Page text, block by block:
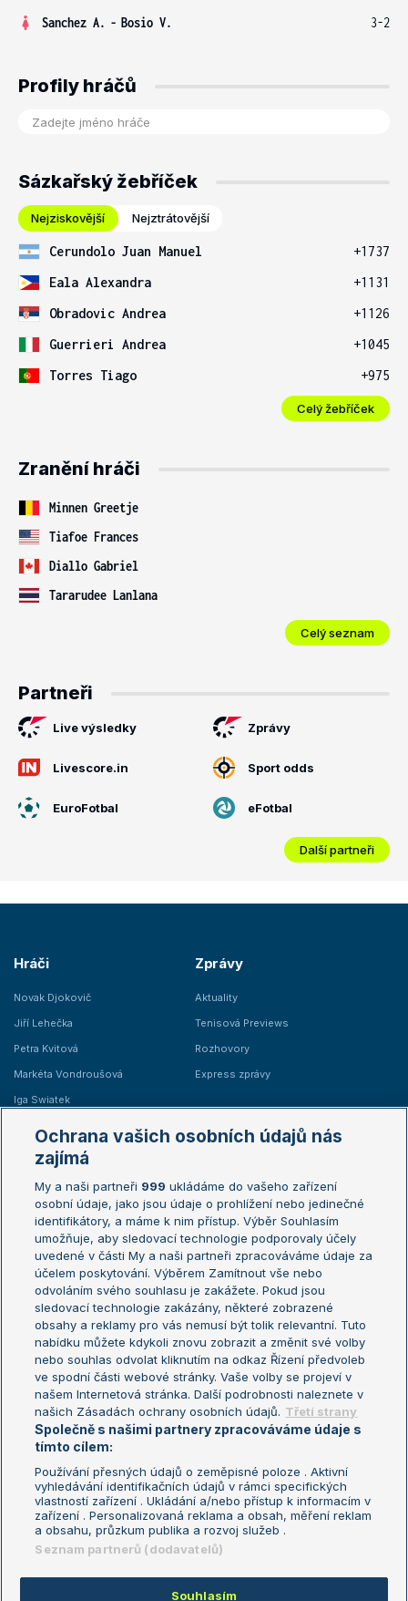
Sanchez A. - Bosio V. 3-2
Profily hráčů
Sázkařský žebříček
Nejziskovější Nejztrátovější
Cerundolo Juan Manuel
+1737
Eala Alexandra
+1131
Obradovic Andrea
+1126
Guerrieri Andrea
+1045
Torres Tiago
+975
Celý žebříček
Zranění hráči
Minnen Greetje
Tiafoe Frances
Diallo Gabriel
Tararudee Lanlana
Celý seznam
Partneři
Live výsledky Zprávy
Livescore.in Sport odds
EuroFotbal eFotbal
Další partneři
Hráči
Novak Djokovič
Jiří Lehečka
Petra Kvitová
Markéta Vondroušová
Iga Swiatek
Zprávy
Aktuality
Tenisová Previews
Rozhovory
Express zprávy
Žebříčky
Žebříček ATP (muži)
Žebříček WTA (ženy)
Sázkařský žebříček
Australian Open
French Open
Wimbledon
US Open
Turnaj mistrů
Turnaj mistryň
Aktualní trendy
Fotbalové přestupy
Livesport Daily
LS Prague Open
Podmínky užití
Nastavení soukromí
GDPR a žurnalistika
Reklama
Kontakt
Informace o zpracování osobních
údajů
Ochrana vašich osobních údajů nás
zajímá
My a naši partneři 999 ukládáme do vašeho zařízení
osobní údaje, jako jsou údaje o prohlížení nebo jedinečné
identifikátory, a máme k nim přístup. Výběr Souhlasím
umožňuje, aby sledovací technologie podporovaly účely
uvedené v části My a naši partneři zpracováváme údaje za
účelem poskytování. Výběrem Zamítnout vše nebo
odvoláním svého souhlasu je zakážete. Pokud jsou
sledovací technologie zakázány, některé zobrazené
obsahy a reklamy pro vás nemusí být tolik relevantní. Tuto
nabídku můžete kdykoli znovu zobrazit a změnit své volby
nebo souhlas odvolat kliknutím na odkaz Řízení předvoleb
ve spodní části webové stránky. Vaše volby se projeví v
našem Internetová stránka. Další podrobnosti naleznete v
našich Zásadách ochrany osobních údajů. Třetí strany
Společně s našimi partnery zpracováváme údaje s
tímto cílem:
Používání přesných údajů o zeměpisné poloze . Aktivní
vyhledávání identifikačních údajů v rámci specifických
vlastností zařízení . Ukládání a/nebo přístup k informacím v
zařízení . Personalizovaná reklama a obsah, měření reklam
a obsahu, průzkum publika a rozvoj služeb .
Seznam partnerů (dodavatelů)
Souhlasím